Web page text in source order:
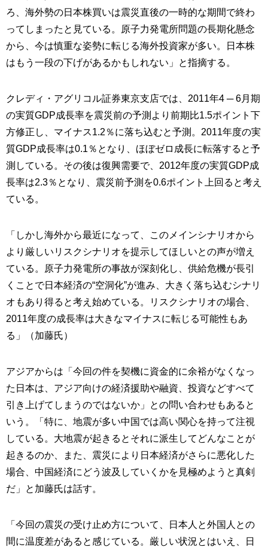
ろ、海外勢の日本株買いは震災直後の一時的な期間で終わ
ってしまったと見ている。原子力発電所問題の長期化懸念
から、今は慎重な姿勢に転じる海外投資家が多い。日本株
はもう一段の下げがあるかもしれない」と指摘する。
クレディ・アグリコル証券東京支店では、2011年4 ─ 6月期
の実質GDP成長率を震災前の予測より前期比1.5ポイント下
方修正し、マイナス1.2％に落ち込むと予測。2011年度の実
質GDP成長率は0.1％となり、ほぼゼロ成長に転落すると予
測している。その後は復興需要で、2012年度の実質GDP成
長率は2.3％となり、震災前予測を0.6ポイント上回ると考え
ている。
「しかし海外から最近になって、このメインシナリオから
より厳しいリスクシナリオを提示してほしいとの声が増え
ている。原子力発電所の事故が深刻化し、供給危機が長引
くことで日本経済の“空洞化”が進み、大きく落ち込むシナリ
オもあり得ると考え始めている。リスクシナリオの場合、
2011年度の成長率は大きなマイナスに転じる可能性もあ
る」（加藤氏）
アジアからは「今回の件を契機に資金的に余裕がなくなっ
た日本は、アジア向けの経済援助や融資、投資などすべて
引き上げてしまうのではないか」との問い合わせもあると
いう。「特に、地震が多い中国では高い関心を持って注視
している。大地震が起きるとそれに派生してどんなことが
起きるのか、また、震災により日本経済がさらに悪化した
場合、中国経済にどう波及していくかを見極めようと真剣
だ」と加藤氏は話す。
「今回の震災の受け止め方について、日本人と外国人との
間に温度差があると感じている。厳しい状況とはいえ、日